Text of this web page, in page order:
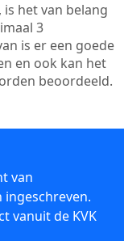
het van belang
3
is er een goede
en ook kan het
beoordeeld.
van
vanuit de KVK